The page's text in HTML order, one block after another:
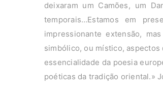
deixaram um Camões, um
temporais…Estamos em
impressionante extensão,
simbólico, ou místico,
essencialidade da poesia
poéticas da tradição oriental.»